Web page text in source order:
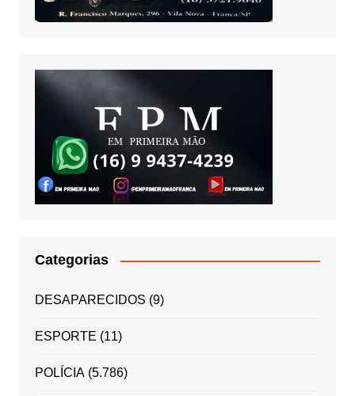
Categorias
DESAPARECIDOS (9)
ESPORTE (11)
POLÍCIA(5.786)